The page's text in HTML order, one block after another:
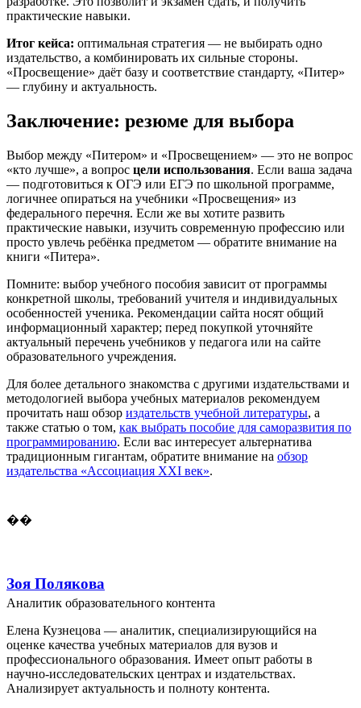
практические навыки.
Итог кейса: оптимальная стратегия — не выбирать одно
издательство, а комбинировать их сильные стороны.
«Просвещение» даёт базу и соответствие стандарту, «Питер»
— глубину и актуальность.
Заключение: резюме для выбора
Выбор между «Питером» и «Просвещением» — это не вопрос
«кто лучше», а вопрос цели использования. Если ваша задача
— подготовиться к ОГЭ или ЕГЭ по школьной программе,
логичнее опираться на учебники «Просвещения» из
федерального перечня. Если же вы хотите развить
практические навыки, изучить современную профессию или
просто увлечь ребёнка предметом — обратите внимание на
книги «Питера».
Помните: выбор учебного пособия зависит от программы
конкретной школы, требований учителя и индивидуальных
особенностей ученика. Рекомендации сайта носят общий
информационный характер; перед покупкой уточняйте
актуальный перечень учебников у педагога или на сайте
образовательного учреждения.
Для более детального знакомства с другими издательствами и
методологией выбора учебных материалов рекомендуем
прочитать наш обзор издательств учебной литературы, а
также статью о том, как выбрать пособие для саморазвития по
программированию. Если вас интересует альтернатива
традиционным гигантам, обратите внимание на обзор
издательства «Ассоциация XXI век».
��
Зоя Полякова
Аналитик образовательного контента
Елена Кузнецова — аналитик, специализирующийся на
оценке качества учебных материалов для вузов и
профессионального образования. Имеет опыт работы в
научно-исследовательских центрах и издательствах.
Анализирует актуальность и полноту контента.